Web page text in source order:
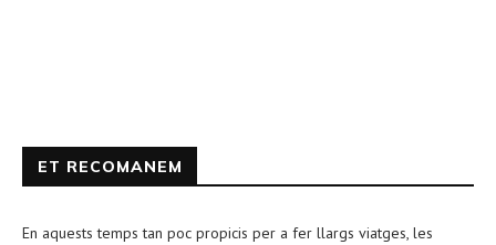
ET RECOMANEM
En aquests temps tan poc propicis per a fer llargs viatges, les